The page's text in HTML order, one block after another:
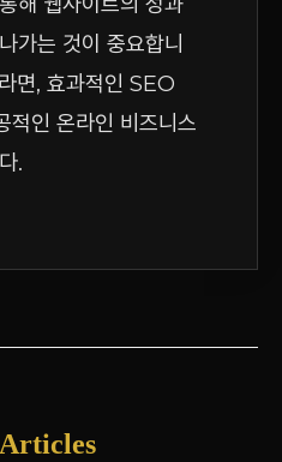
가는 것이 중요합니
면, 효과적인 SEO
적인 온라인 비즈니스
.